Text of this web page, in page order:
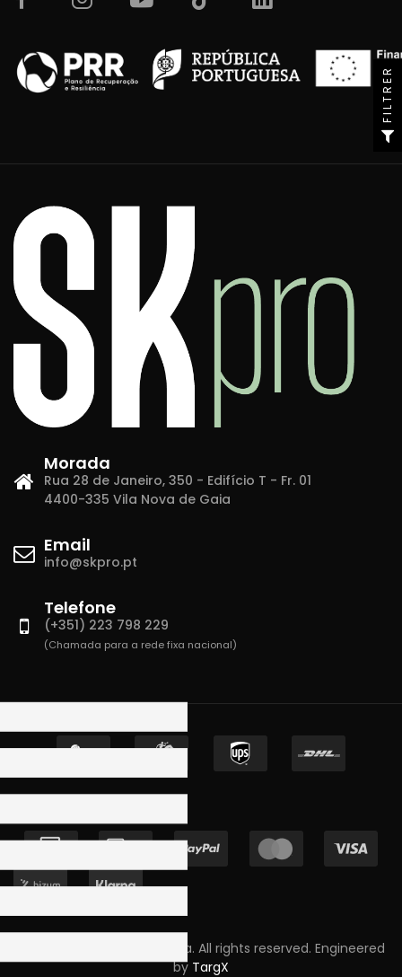
Morada
Rua 28 de Janeiro, 350 - Edifício T - Fr. 01
4400-335 Vila Nova de Gaia
Email
info@skpro.pt
Telefone
(+351) 223 798 229
(Chamada para a rede fixa nacional)
Copyright © 2023 Skpro, Lda. All rights reserved. Engineered
by TargX
FILTRER